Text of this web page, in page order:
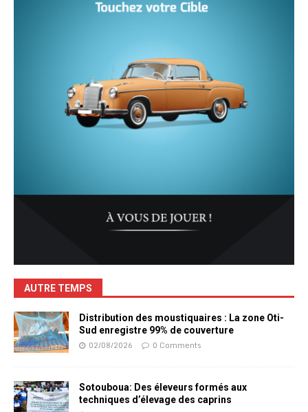
AUTRE TEMPS
Distribution des moustiquaires : La zone Oti-
Sud enregistre 99% de couverture
02/08/2026 0 Comments
Sotouboua: Des éleveurs formés aux
techniques d’élevage des caprins